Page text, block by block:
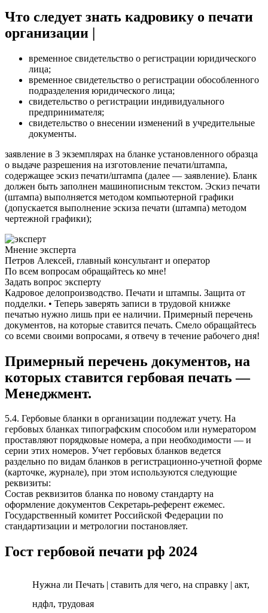
Что следует знать кадровику о печати
организации |
временное свидетельство о регистрации юридического
лица;
временное свидетельство о регистрации обособленного
подразделения юридического лица;
свидетельство о регистрации индивидуального
предпринимателя;
свидетельство о внесении изменений в учредительные
документы.
заявление в 3 экземплярах на бланке установленного образца
о выдаче разрешения на изготовление печати/штампа,
содержащее эскиз печати/штампа (далее — заявление). Бланк
должен быть заполнен машинописным текстом. Эскиз печати
(штампа) выполняется методом компьютерной графики
(допускается выполнение эскиза печати (штампа) методом
чертежной графики);
Мнение эксперта
Петров Алексей, главный консультант и оператор
По всем вопросам обращайтесь ко мне!
Задать вопрос эксперту
Кадровое делопроизводство. Печати и штампы. Защита от
подделки. • Теперь заверять записи в трудовой книжке
печатью нужно лишь при ее наличии. Примерный перечень
документов, на которые ставится печать. Смело обращайтесь
со всеми своими вопросами, я отвечу в течение рабочего дня!
Примерный перечень документов, на
которых ставится гербовая печать —
Менеджмент.
5.4. Гербовые бланки в организации подлежат учету. На
гербовых бланках типографским способом или нумератором
проставляют порядковые номера, а при необходимости — и
серии этих номеров. Учет гербовых бланков ведется
раздельно по видам бланков в регистрационно-учетной форме
(карточке, журнале), при этом используются следующие
реквизиты:
Состав реквизитов бланка по новому стандарту на
оформление документов Секретарь-референт ежемес.
Государственный комитет Российской Федерации по
стандартизации и метрологии постановляет.
Гост гербовой печати рф 2024
Нужна ли Печать | ставить для чего, на справку | акт,
ндфл, трудовая